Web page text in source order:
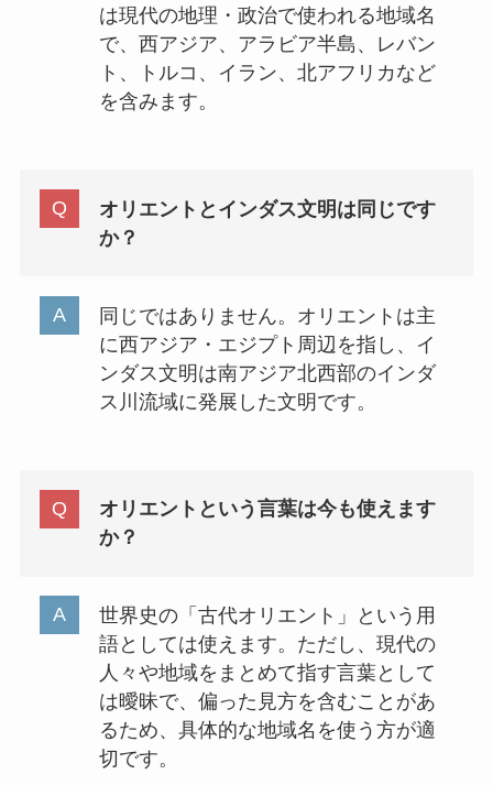
は現代の地理・政治で使われる地域名
で、西アジア、アラビア半島、レバン
ト、トルコ、イラン、北アフリカなど
を含みます。
オリエントとインダス文明は同じです
か？
同じではありません。オリエントは主
に西アジア・エジプト周辺を指し、イ
ンダス文明は南アジア北西部のインダ
ス川流域に発展した文明です。
オリエントという言葉は今も使えます
か？
世界史の「古代オリエント」という用
語としては使えます。ただし、現代の
人々や地域をまとめて指す言葉として
は曖昧で、偏った見方を含むことがあ
るため、具体的な地域名を使う方が適
切です。